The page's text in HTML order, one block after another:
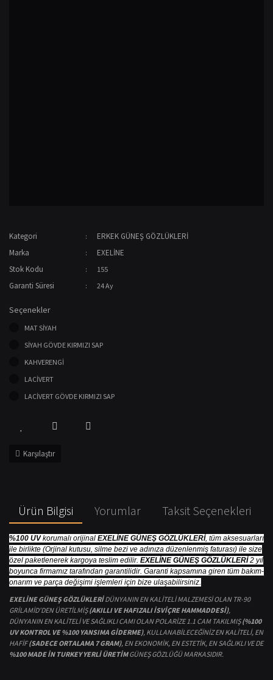
Kategori
ERKEK GÜNEŞ GÖZLÜKLERİ
Marka
EXELİNE
Stok Kodu
155
Garanti Süresi 24 Ay
Seçenekler
MAT SİYAH
SİYAH GÖVDE KIRMIZI SAP
KAHVERENGİ
LACİVERT
LACİVERT GÖVDE KIRMIZI SAP
Karşılaştır
Ürün Bilgisi Yorumlar Taksit Seçenekleri
%100 UV korumalı orijinal EXELİNE GÜNEŞ GÖZLÜKLERİ, tüm aksesuarları
ile birlikte (Orjinal kutusu, silme bezi ve adınıza düzenlenmiş faturası) ile size
özel paketlenerek kargoya teslim edilir. EXELİNE GÜNEŞ GÖZLÜKLERİ2 yıl
boyunca firmamız tarafından garantilidir. Garanti kapsamına giren tüm bakım-
onarım ve parça değişimi işlemleri için bize ulaşabilirsiniz.
EXELİNE GÜNEŞ GÖZLÜKLERİDÜNYANIN EN KALİTELİ MALZEMESİ OLAN TR-90
GRİLAMİD'DEN ÜRETİLMİŞ(AKILLI VE HAFIZALI İSVİÇRE HAMMADDESİ),
DÜNYANIN EN KALİTELİ VE SAĞLIKLI CAMI OLAN POLARİZE 1.1 CAM TAKILMIŞ(%100
UV KONTROL VE %100 YANSIMA GİDERME), KULLANABİLECEĞİNİZ EN KALİTELİ, EN
HAFİF(SADECE ORTALAMA 7 GRAM), EN EKONOMİK, EN ESTETİK, EN SAĞLIKLI VE DE
%100 MADE İN TURKEY YERLİ ÜRETİMGÜNEŞ GÖZLÜĞÜ MARKASIDIR.